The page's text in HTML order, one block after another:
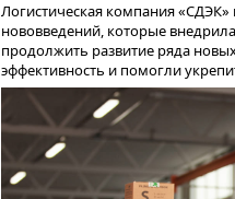
Финансовые организации,
располагают
конкуренты-
плане финансовых
есть у маркетплейсов,
действуем на рынке
который составляет 20-
commerce, это около 2-3
всегда будет
Логистическая компания
нововведений, которые
продолжить развитие ряда
эффективность и помогли